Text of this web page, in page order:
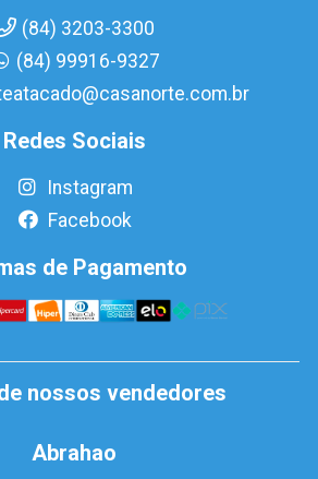
(84) 3203-3300
(84) 99916-9327
Redes Sociais
Instagram
Facebook
de Pagamento
nossos vendedores
Abrahao